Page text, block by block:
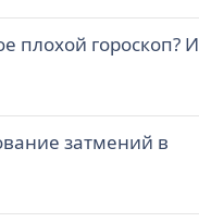
плохой гороскоп? И
затмений в